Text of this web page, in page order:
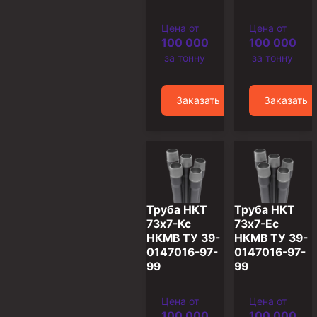
Цена от
100 000
за тонну
Заказать
Цена от
100 000
за тонну
Заказать
Труба НКТ
73х7-Кс
НКМВ ТУ 39-
0147016-97-
99
Цена от
Труба НКТ
73х7-Ес
НКМВ ТУ 39-
0147016-97-
99
Цена от